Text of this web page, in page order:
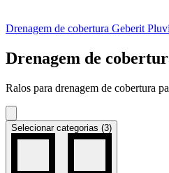
Drenagem de cobertura Geberit
Drenagem de
Ralos para drenagem de cobertura
Selecionar categorias (3)